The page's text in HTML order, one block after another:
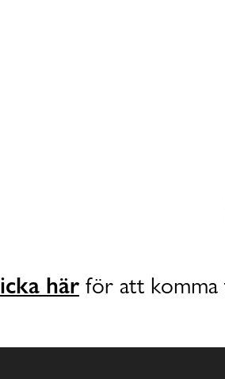
här för att komma